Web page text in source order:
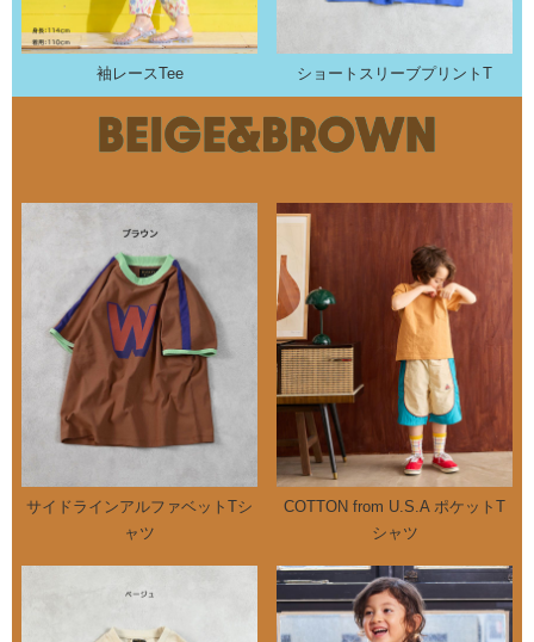
袖レースTee ショートスリーブプリントT
サイドラインアルファベットTシ
ャツ
COTTON from U.S.A ポケットT
シャツ